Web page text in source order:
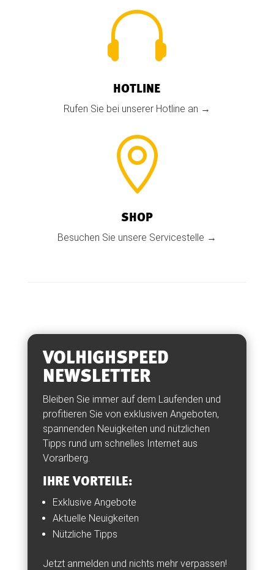

HOTLINE
Rufen Sie bei unserer Hotline an →

SHOP
Besuchen Sie unsere Servicestelle →
VOLHIGHSPEED
NEWSLETTER
Bleiben Sie immer auf dem Laufenden und
profitieren Sie von exklusiven Angeboten,
spannenden Neuigkeiten und nützlichen
Tipps rund um schnelles Internet aus
Vorarlberg.
IHRE VORTEILE:
Exklusive Angebote
Aktuelle Neuigkeiten
Nützliche Tipps
Jetzt anmelden und nichts mehr verpassen!